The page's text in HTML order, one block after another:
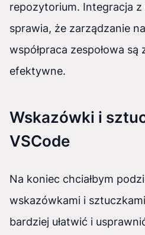
repozytorium. Integracja z
sprawia, że ​​zarządzanie
współpraca zespołowa są
efektywne.
Wskazówki i
VSCode
Na koniec chciałbym
wskazówkami i
bardziej ułatwić i